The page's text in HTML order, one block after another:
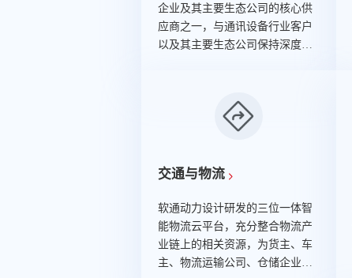
企业及其主要生态公司的核心供
应商之一，与通讯设备行业客户
以及其主要生态公司保持深度合
运营等综合服务能力的供应商，
公司连续十余年保持华为软件服
务供应商TOP2地位，多次获得华
交通与物流
软通动力设计研发的三位一体智
能物流云平台，充分整合物流产
业链上的相关资源，为货主、车
主、物流运输公司、仓储企业、